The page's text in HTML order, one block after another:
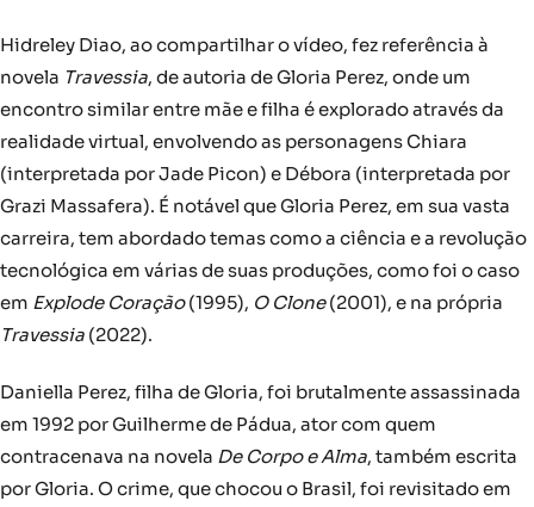
Hidreley Diao, ao compartilhar o vídeo, fez referência à
novela Travessia, de autoria de Gloria Perez, onde um
encontro similar entre mãe e filha é explorado através da
realidade virtual, envolvendo as personagens Chiara
(interpretada por Jade Picon) e Débora (interpretada por
Grazi Massafera). É notável que Gloria Perez, em sua vasta
carreira, tem abordado temas como a ciência e a revolução
tecnológica em várias de suas produções, como foi o caso
em Explode Coração(1995), O Clone(2001), e na própria
Travessia (2022).
Daniella Perez, filha de Gloria, foi brutalmente assassinada
em 1992 por Guilherme de Pádua, ator com quem
contracenava na novela De Corpo e Alma, também escrita
por Gloria. O crime, que chocou o Brasil, foi revisitado em